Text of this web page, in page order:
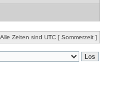
Alle Zeiten sind UTC [ Sommerzeit ]